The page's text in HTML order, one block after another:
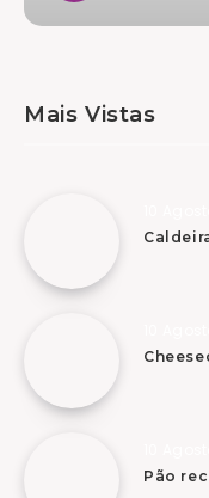
Mais Vistas
Pão